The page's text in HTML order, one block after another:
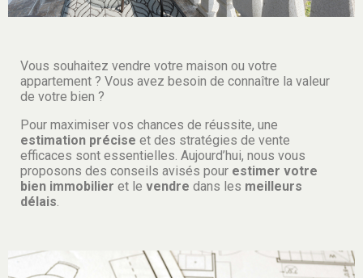
Vous souhaitez vendre votre maison ou votre
appartement ? Vous avez besoin de connaître la valeur
de votre bien ?
Pour maximiser vos chances de réussite, une
estimation précise et des stratégies de vente
efficaces sont essentielles. Aujourd’hui, nous vous
proposons des conseils avisés pour estimer votre
bien immobilier et le vendre dans les meilleurs
délais.